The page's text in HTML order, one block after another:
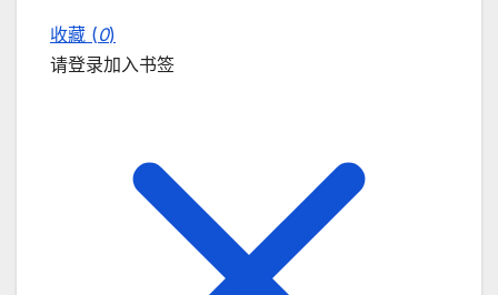
收藏 (0)
请登录加入书签